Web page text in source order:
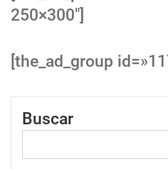
250×300″]
[the_ad_group
Buscar